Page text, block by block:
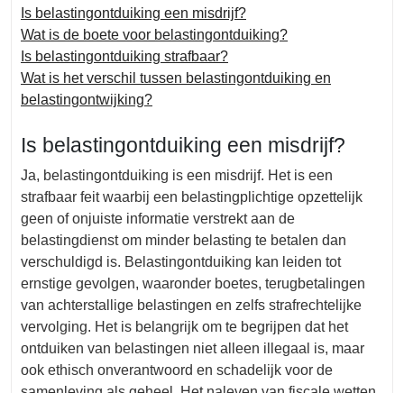
Is belastingontduiking een misdrijf?
Wat is de boete voor belastingontduiking?
Is belastingontduiking strafbaar?
Wat is het verschil tussen belastingontduiking en
belastingontwijking?
Is belastingontduiking een misdrijf?
Ja, belastingontduiking is een misdrijf. Het is een
strafbaar feit waarbij een belastingplichtige opzettelijk
geen of onjuiste informatie verstrekt aan de
belastingdienst om minder belasting te betalen dan
verschuldigd is. Belastingontduiking kan leiden tot
ernstige gevolgen, waaronder boetes, terugbetalingen
van achterstallige belastingen en zelfs strafrechtelijke
vervolging. Het is belangrijk om te begrijpen dat het
ontduiken van belastingen niet alleen illegaal is, maar
ook ethisch onverantwoord en schadelijk voor de